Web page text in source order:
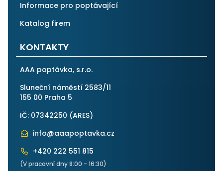
Informace pro poptávající
Katalog firem
KONTAKTY
AAA poptávka, s.r.o.
Sluneční náměstí 2583/11
155 00 Praha 5
IČ: 07342250 (ARES)
info@aaapoptavka.cz
+420 222 551 815
(V pracovní dny 8:00 - 16:30)